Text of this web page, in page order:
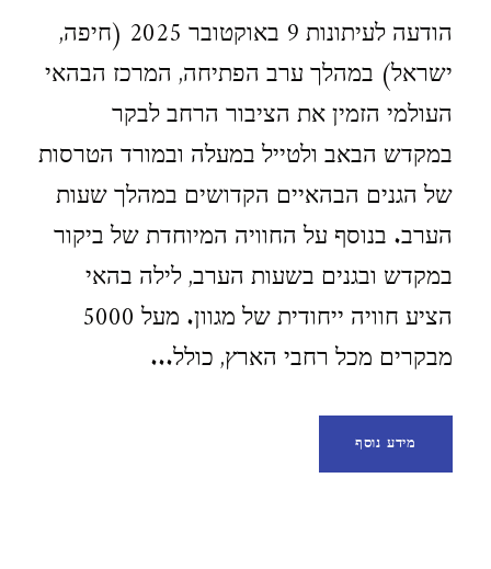
הודעה לעיתונות 9 באוקטובר 2025 (חיפה,
ישראל) במהלך ערב הפתיחה, המרכז הבהאי
העולמי הזמין את הציבור הרחב לבקר
במקדש הבאב ולטייל במעלה ובמורד הטרסות
של הגנים הבהאיים הקדושים במהלך שעות
הערב. בנוסף על החוויה המיוחדת של ביקור
במקדש ובגנים בשעות הערב, לילה בהאי
הציע חוויה ייחודית של מגוון. מעל 5000
מבקרים מכל רחבי הארץ, כולל...
מידע נוסף